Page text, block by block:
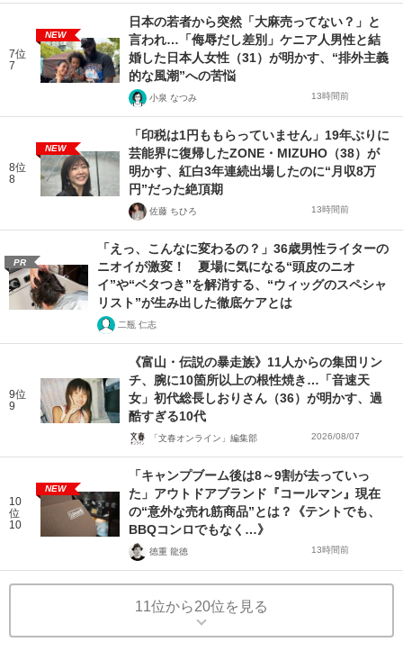
7位
7
NEW
日本の若者から突然「大麻売ってない？」と
言われ…「侮辱だし差別」ケニア人男性と結
婚した日本人女性（31）が明かす、“排外主義
的な風潮”への苦悩
小泉 なつみ 13時間前
8位
8
NEW
「印税は1円ももらっていません」19年ぶりに
芸能界に復帰したZONE・MIZUHO（38）が
明かす、紅白3年連続出場したのに“月収8万
円”だった絶頂期
佐藤 ちひろ 13時間前
PR
「えっ、こんなに変わるの？」36歳男性ライターの
ニオイが激変！ 夏場に気になる“頭皮のニオ
イ”や“ベタつき”を解消する、“ウィッグのスペシャ
リスト”が生み出した徹底ケアとは
二瓶 仁志
9位
9
《富山・伝説の暴走族》11人からの集団リン
チ、腕に10箇所以上の根性焼き…「音速天
女」初代総長しおりさん（36）が明かす、過
酷すぎる10代
「文春オンライン」編集部 2026/08/07
10
位
10
NEW
「キャンプブーム後は8～9割が去っていっ
た」アウトドアブランド『コールマン』現在
の“意外な売れ筋商品”とは？《テントでも、
BBQコンロでもなく…》
徳重 龍徳 13時間前
11位から20位を見る